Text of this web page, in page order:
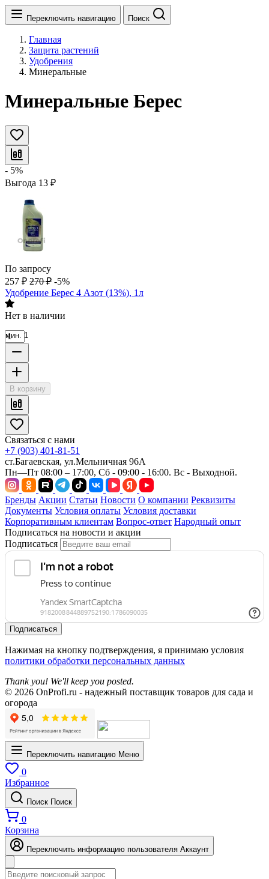
Переключить навигацию Поиск
Главная
Защита растений
Удобрения
Минеральные
Минеральные Берес
- 5%
Выгода 13 ₽
По запросу
257 ₽ 270 ₽ -5%
Удобрение Берес 4 Азот (13%), 1л
Нет в наличии
мин. 1
В корзину
Связаться с нами
+7 (903) 401-81-51
ст.Багаевская, ул.Мельничная 96А
Пн—Пт 08:00 – 17:00, Сб - 09:00 - 16:00. Вс - Выходной.
Бренды Акции Статьи Новости О компании Реквизиты
Документы Условия оплаты Условия доставки
Корпоративным клиентам Вопрос-ответ Народный опыт
Подписаться на новости и акции
Подписаться
Подписаться
Нажимая на кнопку подтверждения, я принимаю условия
политики обработки персональных данных
Thank you! We'll keep you posted.
© 2026 OnProfi.ru - надежный поставщик товаров для сада и
огорода
Переключить навигацию Меню
0
Избранное
Поиск Поиск
0
Корзина
Переключить информацию пользователя Аккаунт